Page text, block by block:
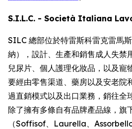
S.I.L.C. - Società Italiana
SILC 總部位於特雷斯科雷克雷馬
納），設計、生產和銷售成人失禁
兒尿片、個人護理化妝品，以及寵
要經由零售渠道、藥房以及安老院
過直銷模式以及出口業務，銷往全
除了擁有多條自有品牌產品線，旗
（Soffisof、Laurella、